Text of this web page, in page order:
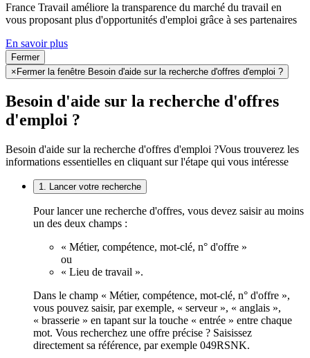
France Travail améliore la transparence du marché du travail en
vous proposant plus d'opportunités d'emploi grâce à ses partenaires
En savoir plus
Fermer
×Fermer la fenêtre Besoin d'aide sur la recherche d'offres d'emploi ?
Besoin d'aide sur la recherche d'offres
d'emploi ?
Besoin d'aide sur la recherche d'offres d'emploi ?Vous trouverez les
informations essentielles en cliquant sur l'étape qui vous intéresse
1. Lancer votre recherche
Pour lancer une recherche d'offres, vous devez saisir au moins
un des deux champs :
« Métier, compétence, mot-clé, n° d'offre »
ou
« Lieu de travail ».
Dans le champ « Métier, compétence, mot-clé, n° d'offre »,
vous pouvez saisir, par exemple, « serveur », « anglais »,
« brasserie » en tapant sur la touche « entrée » entre chaque
mot. Vous recherchez une offre précise ? Saisissez
directement sa référence, par exemple 049RSNK.